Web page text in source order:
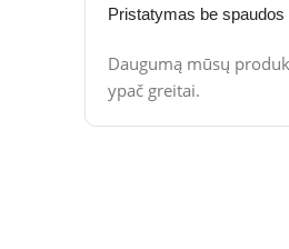
Pristatymas be spaudos
Daugumą mūsų
ypač greitai.